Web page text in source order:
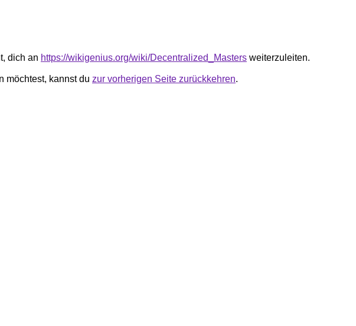
dich an https://wikigenius.org/wiki/Decentralized_Masters weiterzuleiten.
möchtest, kannst du zur vorherigen Seite zurückkehren.